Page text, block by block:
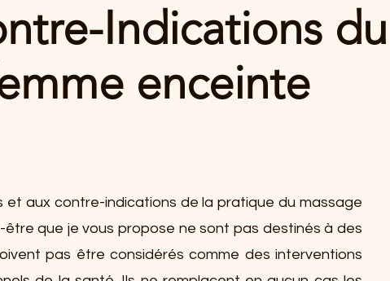
Indications du
enceinte
et aux contre-indications de la pratique du massage
que je vous propose ne sont pas destinés à des
pas être considérés comme des interventions